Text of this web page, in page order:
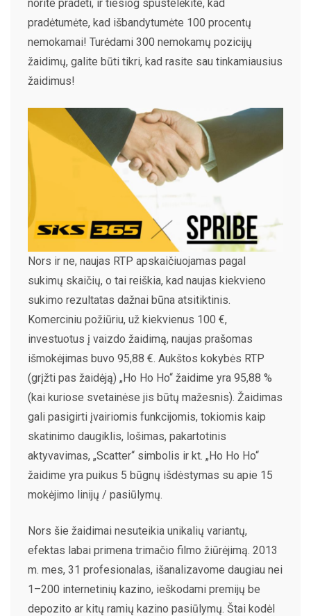
norite pradėti, ir tiesiog spustelėkite, kad
pradėtumėte, kad išbandytumėte 100 procentų
nemokamai! Turėdami 300 nemokamų pozicijų
žaidimų, galite būti tikri, kad rasite sau tinkamiausius
žaidimus!
Nors ir ne, naujas RTP apskaičiuojamas pagal
sukimų skaičių, o tai reiškia, kad naujas kiekvieno
sukimo rezultatas dažnai būna atsitiktinis.
Komerciniu požiūriu, už kiekvienus 100 €,
investuotus į vaizdo žaidimą, naujas prašomas
išmokėjimas buvo 95,88 €. Aukštos kokybės RTP
(grįžti pas žaidėją) „Ho Ho Ho“ žaidime yra 95,88 %
(kai kuriose svetainėse jis būtų mažesnis). Žaidimas
gali pasigirti įvairiomis funkcijomis, tokiomis kaip
skatinimo daugiklis, lošimas, pakartotinis
aktyvavimas, „Scatter“ simbolis ir kt. „Ho Ho Ho“
žaidime yra puikus 5 būgnų išdėstymas su apie 15
mokėjimo linijų / pasiūlymų.
Nors šie žaidimai nesuteikia unikalių variantų,
efektas labai primena trimačio filmo žiūrėjimą. 2013
m. mes, 31 profesionalas, išanalizavome daugiau nei
1–200 internetinių kazino, ieškodami premijų be
depozito ar kitų ramių kazino pasiūlymų. Štai kodėl